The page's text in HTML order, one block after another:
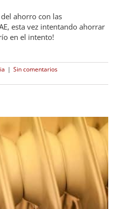
ahorro con las
esta vez intentando ahorrar
en el intento!
| Sin comentarios